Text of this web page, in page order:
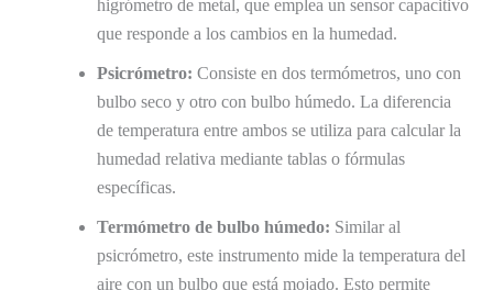
higrómetro de metal, que emplea un sensor capacitivo
que responde a los cambios en la humedad.
Psicrómetro: Consiste en dos termómetros, uno con
bulbo seco y otro con bulbo húmedo. La diferencia
de temperatura entre ambos se utiliza para calcular la
humedad relativa mediante tablas o fórmulas
específicas.
Termómetro de bulbo húmedo: Similar al
psicrómetro, este instrumento mide la temperatura del
aire con un bulbo que está mojado. Esto permite